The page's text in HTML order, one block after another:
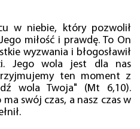
w niebie, który pozwolił
miłość i prawdę. To On
wyzwania i błogosławił
Jego wola jest dla nas
ten moment z
wola Twoja" (Mt 6,10).
swój czas, a nasz czas w